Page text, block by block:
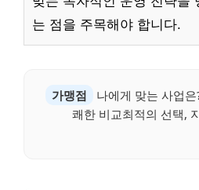
는 점을 주목해야 합니다.
가맹점
나에게 맞는 사업
쾌한 비교최적의 선택,